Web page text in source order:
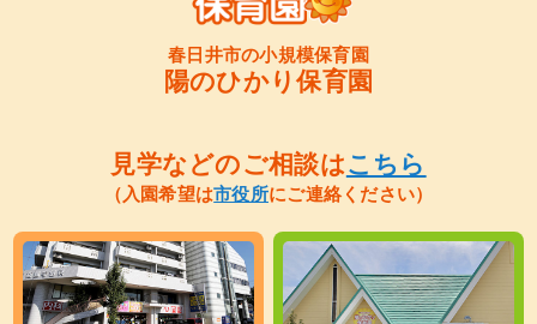
春日井市の小規模保育園
陽のひかり保育園
見学などのご相談はこちら
（入園希望は市役所にご連絡ください）